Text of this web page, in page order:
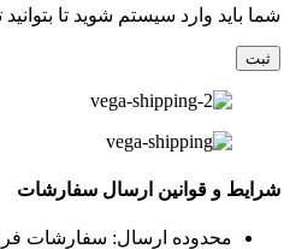
شما باید وارد سیستم شوید تا
شرایط و قوانین ارسال سفارشات
محدوده ارسال: سفارشات